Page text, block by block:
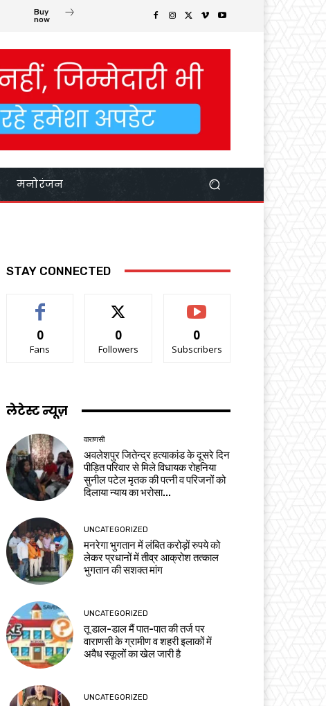
Buy
now
मनोरंजन
STAY CONNECTED
0
Fans
0
Followers
0
Subscribers
लेटेस्ट न्यूज़
वाराणसी
अवलेशपुर जितेन्द्र हत्याकांड के दूसरे दिन
पीड़ित परिवार से मिले विधायक रोहनिया
सुनील पटेल मृतक की पत्नी व परिजनों को
दिलाया न्याय का भरोसा...
UNCATEGORIZED
मनरेगा भुगतान में लंबित करोड़ों रुपये को
लेकर प्रधानों में तीव्र आक्रोश तत्काल
भुगतान की सशक्त मांग
UNCATEGORIZED
तू डाल-डाल मैं पात-पात की तर्ज पर
वाराणसी के ग्रामीण व शहरी इलाकों में
अवैध स्कूलों का खेल जारी है
UNCATEGORIZED